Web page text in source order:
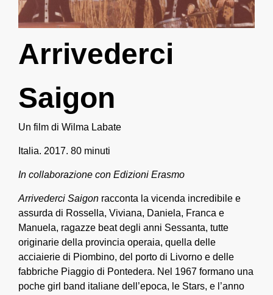
Arrivederci
Saigon
Un film di Wilma Labate
Italia. 2017. 80 minuti
In collaborazione con Edizioni Erasmo
Arrivederci Saigon racconta la vicenda incredibile e
assurda di Rossella, Viviana, Daniela, Franca e
Manuela, ragazze beat degli anni Sessanta, tutte
originarie della provincia operaia, quella delle
acciaierie di Piombino, del porto di Livorno e delle
fabbriche Piaggio di Pontedera. Nel 1967 formano una
poche girl band italiane dell’epoca, le Stars, e l’anno